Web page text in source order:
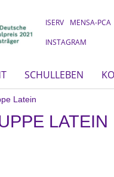
ISERV MENSA-PCA
INSTAGRAM
SCHULLEBEN
Latein
LATEIN